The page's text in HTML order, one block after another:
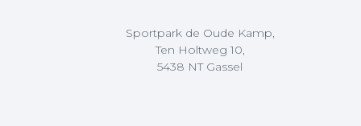
Sportpark de Oude Kamp,
Ten Holtweg 10,
5438 NT Gassel